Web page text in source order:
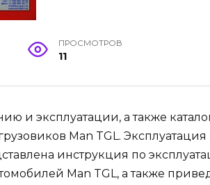
ПРОСМОТРОВ
11
и эксплуатации, а также
Man TGL.
инструкция по
Man TGL, а также